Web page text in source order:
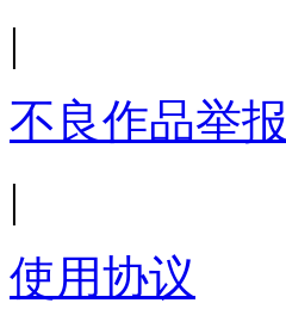
|
不良作品举报
|
使用协议